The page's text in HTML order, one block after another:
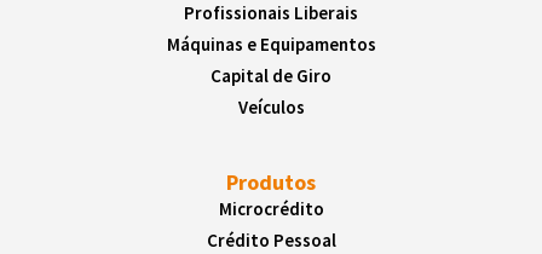
Profissionais Liberais
Máquinas e Equipamentos
Capital de Giro
Veículos
Produtos
Microcrédito
Crédito Pessoal